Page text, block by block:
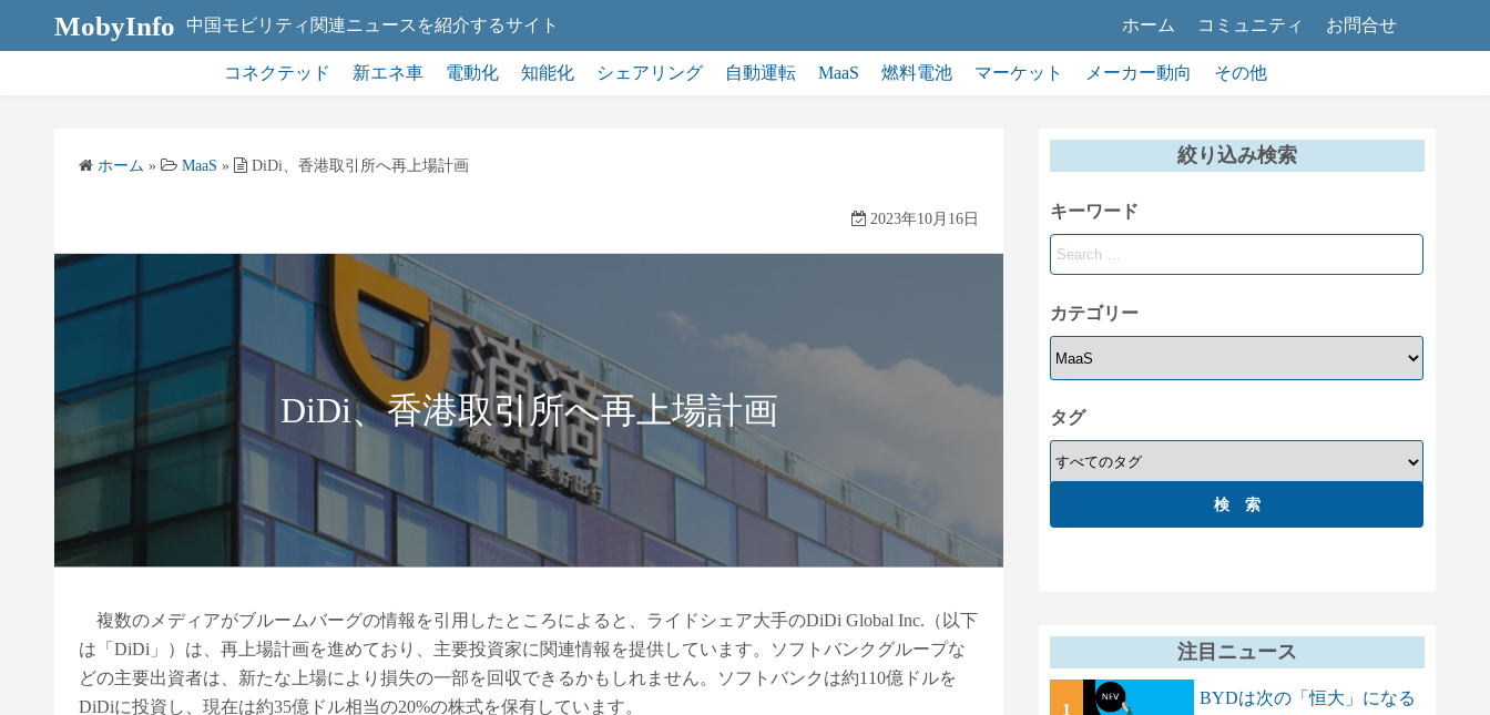
MobyInfo 中国モビリティ関連ニュースを紹介するサイト ホーム コミュニティ お問合せ
コネクテッド 新エネ車 電動化 知能化 シェアリング 自動運転 MaaS 燃料電池 マーケット メーカー動向 その他
ホーム » MaaS » DiDi、香港取引所へ再上場計画
2023年10月16日
DiDi、香港取引所へ再上場計画
複数のメディアがブルームバーグの情報を引用したところによると、ライドシェア大手のDiDi Global Inc.（以下
は「DiDi」）は、再上場計画を進めており、主要投資家に関連情報を提供しています。ソフトバンクグループな
どの主要出資者は、新たな上場により損失の一部を回収できるかもしれません。ソフトバンクは約110億ドルを
DiDiに投資し、現在は約35億ドル相当の20%の株式を保有しています。
絞り込み検索
キーワード
カテゴリー
タグ
注目ニュース
1
BYDは次の「恒大」になる